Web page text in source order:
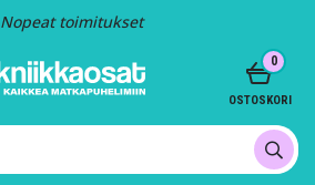
Nopeat toimitukset
0
OSTOSKORI